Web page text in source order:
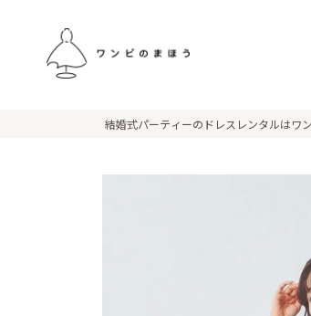
結婚式パーティーのドレスレンタルはワ